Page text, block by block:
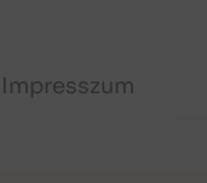
Impresszum